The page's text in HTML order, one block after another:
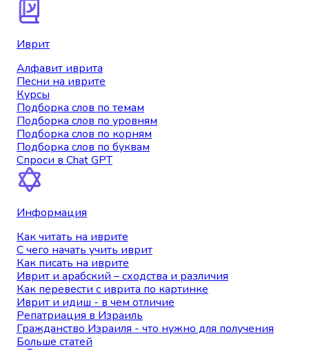
Иврит
Алфавит иврита
Песни на иврите
Курсы
Подборка слов по темам
Подборка слов по уровням
Подборка слов по корням
Подборка слов по буквам
Спроси в Chat GPT
Информация
Как читать на иврите
С чего начать учить иврит
Как писать на иврите
Иврит и арабский – сходства и различия
Как перевести с иврита по картинке
Иврит и идиш - в чем отличие
Репатриация в Израиль
Гражданство Израиля - что нужно для получения
Больше статей